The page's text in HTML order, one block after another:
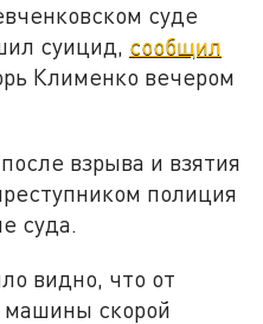
суде
суицид, сообщил
Клименко вечером
взрыва и взятия
полиция
суда.
видно, что от
машины скорой